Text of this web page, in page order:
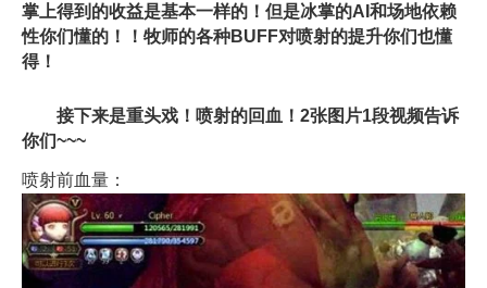
掌上得到的收益是基本一样的！但是冰掌的AI和场地依赖
性你们懂的！！牧师的各种BUFF对喷射的提升你们也懂
得！
接下来是重头戏！喷射的回血！2张图片1段视频告诉
你们~~~
喷射前血量：